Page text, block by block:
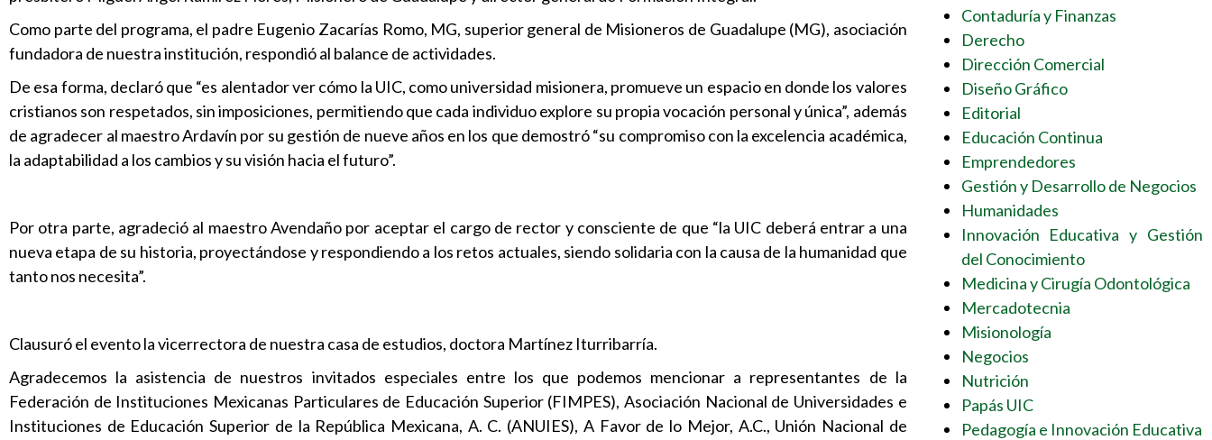
Como parte del programa, el padre Eugenio Zacarías Romo, MG, superior general de Misioneros de Guadalupe (MG), asociación
fundadora de nuestra institución, respondió al balance de actividades.
De esa forma, declaró que “es alentador ver cómo la UIC, como universidad misionera, promueve un espacio en donde los valores
cristianos son respetados, sin imposiciones, permitiendo que cada individuo explore su propia vocación personal y única”, además
de agradecer al maestro Ardavín por su gestión de nueve años en los que demostró “su compromiso con la excelencia académica,
la adaptabilidad a los cambios y su visión hacia el futuro”.
Por otra parte, agradeció al maestro Avendaño por aceptar el cargo de rector y consciente de que “la UIC deberá entrar a una
nueva etapa de su historia, proyectándose y respondiendo a los retos actuales, siendo solidaria con la causa de la humanidad que
tanto nos necesita”.
Clausuró el evento la vicerrectora de nuestra casa de estudios, doctora Martínez Iturribarría.
Agradecemos la asistencia de nuestros invitados especiales entre los que podemos mencionar a representantes de la
Federación de Instituciones Mexicanas Particulares de Educación Superior (FIMPES), Asociación Nacional de Universidades e
Instituciones de Educación Superior de la República Mexicana, A. C. (ANUIES), A Favor de lo Mejor, A.C., Unión Nacional de
Contaduría y Finanzas
Derecho
Dirección Comercial
Diseño Gráfico
Editorial
Educación Continua
Emprendedores
Gestión y Desarrollo de Negocios
Humanidades
Innovación Educativa y Gestión
del Conocimiento
Medicina y Cirugía Odontológica
Mercadotecnia
Misionología
Negocios
Nutrición
Papás UIC
Pedagogía e Innovación Educativa